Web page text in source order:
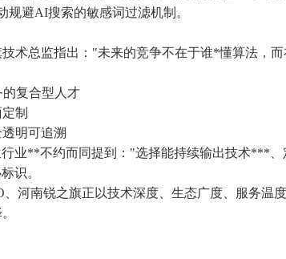
避AI搜索的敏感词过滤机制。
术总监指出："未来的竞争不在于谁*懂算法，
复合型人才
制
明可追溯
业**不约而同提到："选择能持续输出技术***
识。
河南锐之旗正以技术深度、生态广度、服务温